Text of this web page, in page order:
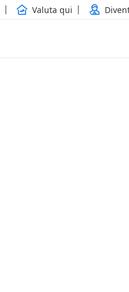
Valuta qui